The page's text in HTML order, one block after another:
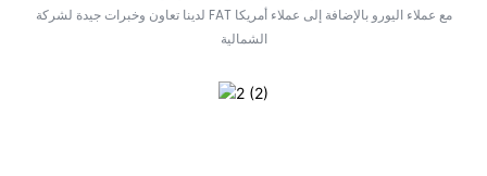
لدينا تعاون وخبرات جيدة لشركة FAT مع عملاء اليورو بالإضافة إلى عملاء أمريكا
الشمالية